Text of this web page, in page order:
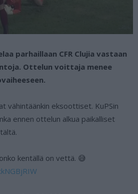
parhaillaan CFR Clujia vastaan
Ottelun voittaja menee
vähintäänkin eksoottiset. KuPSin
ennen ottelun alkua paikalliset
kentällä on vettä. 😅